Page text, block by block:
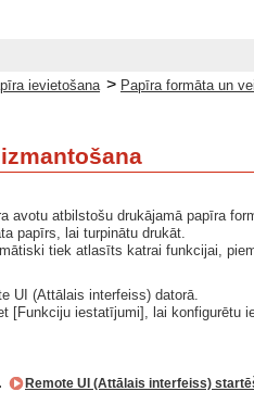
ievietošana > Papīra formāta un
avotu atbilstošu drukājamā papīra
papīrs, lai turpinātu drukāt.
tiek atlasīts katrai funkcijai,
UI (Attālais interfeiss) datorā.
[Funkciju iestatījumi], lai konfigurētu
Remote UI (Attālais interfeiss)